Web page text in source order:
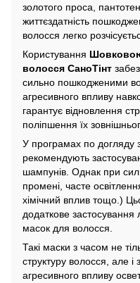
золотого проса,
життєздатність
волосся легко
Користування Шовковою
волосся СаноТінт
сильно пошкодженими
агресивного впливу
гарантує відновлення
поліпшення їх
У програмах по догляду
рекомендують
шампунів. Однак при
промені, часте
хімічний вплив тощо.)
додаткове застосування
масок для волосся.
Такі маски з часом не
структуру волосся, але і
агресивного впливу